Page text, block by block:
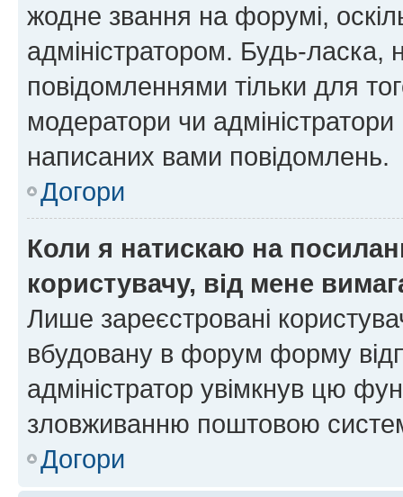
жодне звання на форумі,
адміністратором. Будь-
повідомленнями тільки для
модератори чи
написаних вами повідомлень.
Догори
Коли я натискаю на
користувачу, від мене
Лише зареєстровані
вбудовану в форум форму
адміністратор увімкнув цю
зловживанню поштовою
Догори